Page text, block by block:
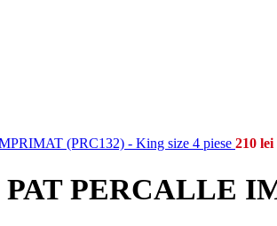
(PRC132) - King size 4 piese 210 lei
PERCALLE